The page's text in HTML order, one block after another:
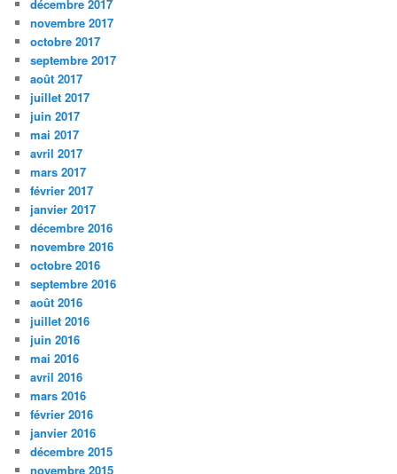
décembre 2017
novembre 2017
octobre 2017
septembre 2017
août 2017
juillet 2017
juin 2017
mai 2017
avril 2017
mars 2017
février 2017
janvier 2017
décembre 2016
novembre 2016
octobre 2016
septembre 2016
août 2016
juillet 2016
juin 2016
mai 2016
avril 2016
mars 2016
février 2016
janvier 2016
décembre 2015
novembre 2015